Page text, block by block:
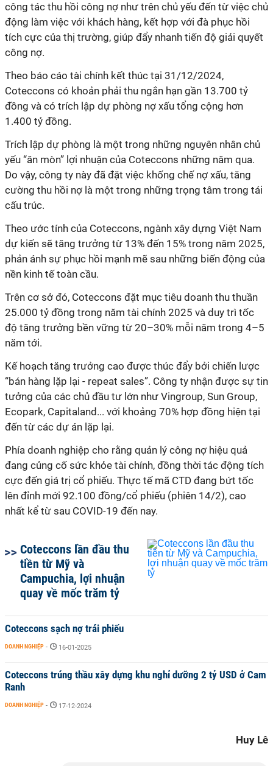
công tác thu hồi công nợ như trên chủ yếu đến từ việc chủ
động làm việc với khách hàng, kết hợp với đà phục hồi
tích cực của thị trường, giúp đẩy nhanh tiến độ giải quyết
công nợ.
Theo báo cáo tài chính kết thúc tại 31/12/2024,
Coteccons có khoản phải thu ngắn hạn gần 13.700 tỷ
đồng và có trích lập dự phòng nợ xấu tổng cộng hơn
1.400 tỷ đồng.
Trích lập dự phòng là một trong những nguyên nhân chủ
yếu “ăn mòn” lợi nhuận của Coteccons những năm qua.
Do vậy, công ty này đã đặt việc khống chế nợ xấu, tăng
cường thu hồi nợ là một trong những trọng tâm trong tái
cấu trúc.
Theo ước tính của Coteccons, ngành xây dựng Việt Nam
dự kiến sẽ tăng trưởng từ 13% đến 15% trong năm 2025,
phản ánh sự phục hồi mạnh mẽ sau những biến động của
nền kinh tế toàn cầu.
Trên cơ sở đó, Coteccons đặt mục tiêu doanh thu thuần
25.000 tỷ đồng trong năm tài chính 2025 và duy trì tốc
độ tăng trưởng bền vững từ 20–30% mỗi năm trong 4–5
năm tới.
Kế hoạch tăng trưởng cao được thúc đẩy bởi chiến lược
“bán hàng lặp lại - repeat sales”. Công ty nhận được sự tin
tưởng của các chủ đầu tư lớn như Vingroup, Sun Group,
Ecopark, Capitaland... với khoảng 70% hợp đồng hiện tại
đến từ các dự án lặp lại.
Phía doanh nghiệp cho rằng quản lý công nợ hiệu quả
đang củng cố sức khỏe tài chính, đồng thời tác động tích
cực đến giá trị cổ phiếu. Thực tế mã CTD đang bứt tốc
lên đỉnh mới 92.100 đồng/cổ phiếu (phiên 14/2), cao
nhất kể từ sau COVID-19 đến nay.
Coteccons lần đầu thu
tiền từ Mỹ và
Campuchia, lợi nhuận
quay về mốc trăm tỷ
Coteccons sạch nợ trái phiếu
DOANH NGHIỆP - 16-01-2025
Coteccons trúng thầu xây dựng khu nghỉ dưỡng 2 tỷ USD ở Cam
Ranh
DOANH NGHIỆP - 17-12-2024
Huy Lê